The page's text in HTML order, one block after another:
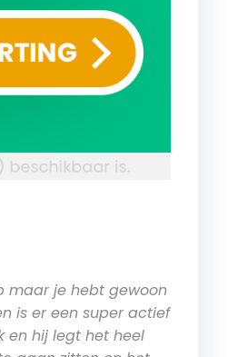
maar je hebt gewoon
is er een super actief
en hij legt het heel